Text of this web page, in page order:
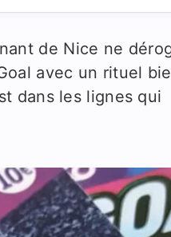
de Nice ne
avec un rituel
dans les lignes qui